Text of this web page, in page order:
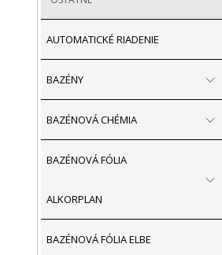
AUTOMATICKÉ RIADENIE
BAZÉNY
BAZÉNOVÁ CHÉMIA
BAZÉNOVÁ FÓLIA
ALKORPLAN
BAZÉNOVÁ FÓLIA ELBE